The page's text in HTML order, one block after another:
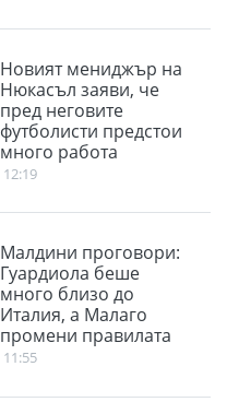
Новият мениджър на
Нюкасъл заяви, че
пред неговите
футболисти предстои
много работа
12:19
Малдини проговори:
Гуардиола беше
много близо до
Италия, а Малаго
промени правилата
11:55